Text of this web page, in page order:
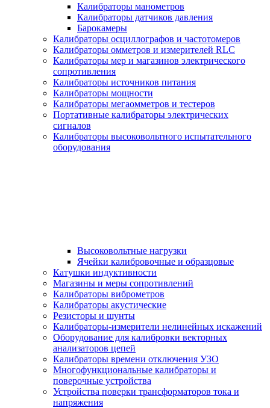
Калибраторы манометров
Калибраторы датчиков давления
Барокамеры
Калибраторы осциллографов и частотомеров
Калибраторы омметров и измерителей RLC
Калибраторы мер и магазинов электрического
сопротивления
Калибраторы источников питания
Калибраторы мощности
Калибраторы мегаомметров и тестеров
Портативные калибраторы электрических
сигналов
Калибраторы высоковольтного испытательного
оборудования
Высоковольтные нагрузки
Ячейки калибровочные и образцовые
Катушки индуктивности
Магазины и меры сопротивлений
Калибраторы виброметров
Калибраторы акустические
Резисторы и шунты
Калибраторы-измерители нелинейных искажений
Оборудование для калибровки векторных
анализаторов цепей
Калибраторы времени отключения УЗО
Многофункциональные калибраторы и
поверочные устройства
Устройства поверки трансформаторов тока и
напряжения